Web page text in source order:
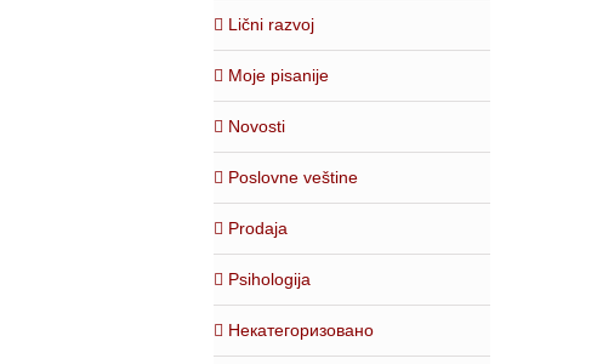
Lični razvoj
Moje pisanije
Novosti
Poslovne veštine
Prodaja
Psihologija
Некатегоризовано